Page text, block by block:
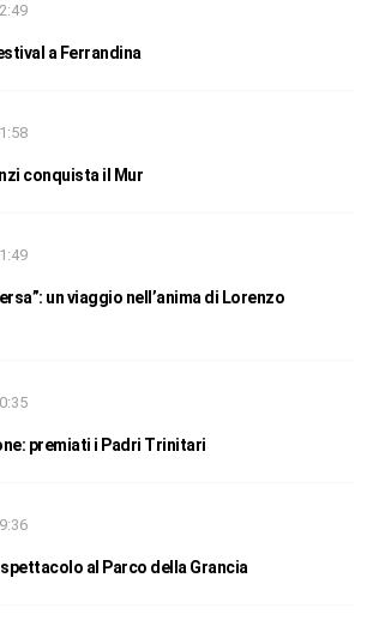
a Ferrandina
conquista il Mur
un viaggio nell’anima di Lorenzo
premiati i Padri Trinitari
al Parco della Grancia